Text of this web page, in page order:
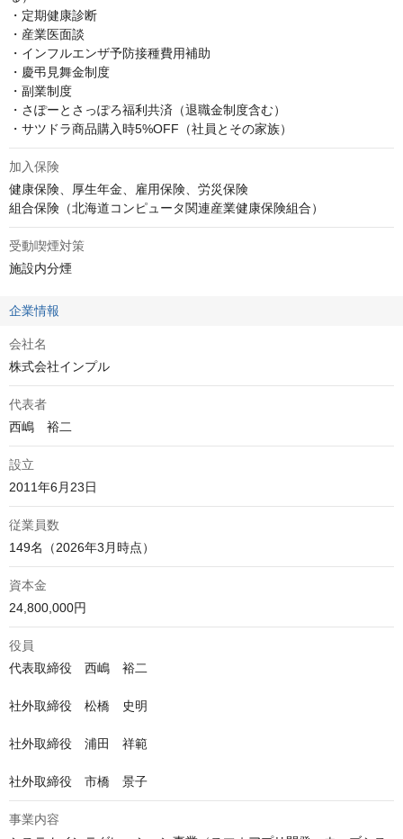
・定期健康診断
・産業医面談
・インフルエンザ予防接種費用補助
・慶弔見舞金制度
・副業制度
・さぽーとさっぽろ福利共済（退職金制度含む）
・サツドラ商品購入時5%OFF（社員とその家族）
加入保険
健康保険、厚生年金、雇用保険、労災保険
組合保険（北海道コンピュータ関連産業健康保険組合）
受動喫煙対策
施設内分煙
企業情報
会社名
株式会社インプル
代表者
西嶋　裕二
設立
2011年6月23日
従業員数
149名（2026年3月時点）
資本金
24,800,000円
役員
代表取締役　西嶋　裕二
社外取締役　松橋　史明
社外取締役　浦田　祥範
社外取締役　市橋　景子
事業内容